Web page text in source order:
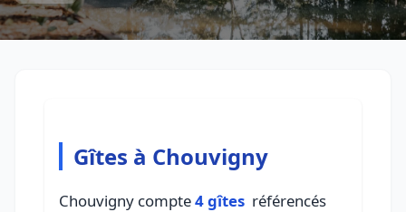
Gîtes à Chouvigny
Chouvigny compte4 gîtes référencés